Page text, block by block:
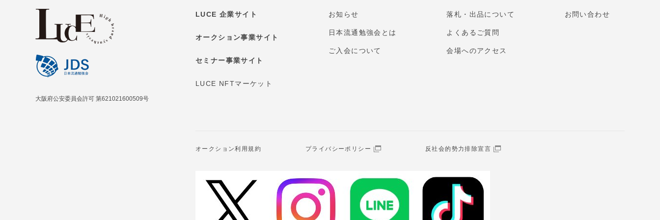
大阪府公安委員会許可 第621021600509号
LUCE 企業サイト
オークション事業サイト
セミナー事業サイト
LUCE NFTマーケット
お知らせ
日本流通勉強会とは
ご入会について
落札・出品について
よくあるご質問
会場へのアクセス
お問い合わせ
オークション利用規約 プライバシーポリシー 反社会的勢力排除宣言